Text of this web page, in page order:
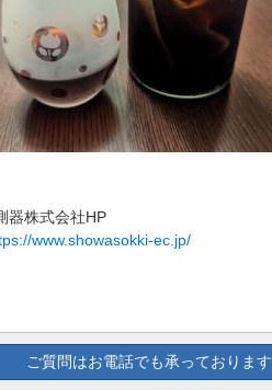
器株式会社HP
www.showasokki-ec.jp/
ご質問はお電話でも承っております